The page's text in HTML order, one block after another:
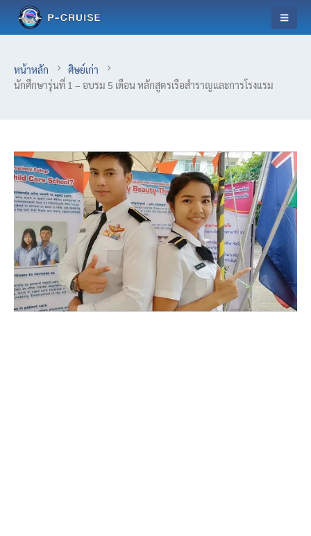
หน้าหลัก
ศิษย์เก่า
นักศึกษารุ่นที่ 1 – อบรม 5 เดือน หลักสูตรเรือสำราญและการโรงแรม